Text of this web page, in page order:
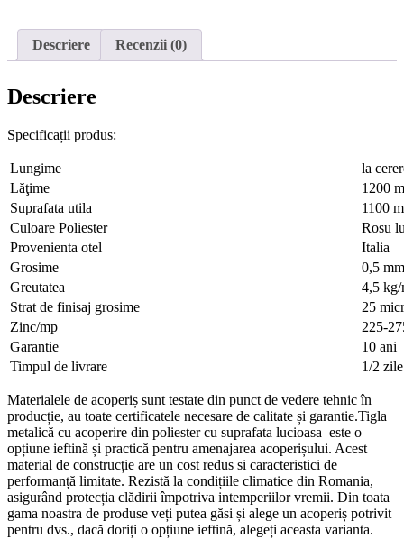
Descriere Recenzii (0)
Descriere
Specificații produs:
Lungime
la
Lăţime
1200
Suprafata utila
1100
Culoare Poliester
Rosu
Provenienta otel
Italia
Grosime
0,5 mm
Greutatea
4,5 kg/
Strat de finisaj grosime
25
Zinc/mp
225-
Garantie
10 ani
Timpul de livrare
1/2 zile
Materialele de acoperiș sunt testate din punct de vedere tehnic în
producție, au toate certificatele necesare de calitate și garantie.Tigla
metalică cu acoperire din poliester cu suprafata lucioasa este o
opțiune ieftină și practică pentru amenajarea acoperișului. Acest
material de construcție are un cost redus si caracteristici de
performanță limitate. Rezistă la condițiile climatice din Romania,
asigurând protecția clădirii împotriva intemperiilor vremii. Din toata
gama noastra de produse veți putea găsi și alege un acoperiș potrivit
pentru dvs., dacă doriți o opțiune ieftină, alegeți aceasta varianta.